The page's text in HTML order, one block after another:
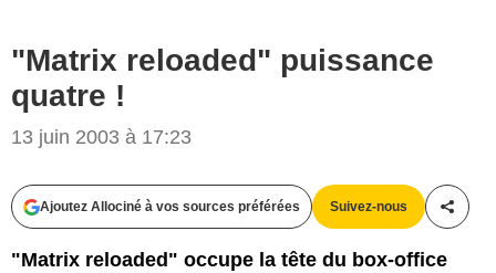
"Matrix reloaded" puissance
quatre !
13 juin 2003 à 17:23
Ajoutez Allociné à vos sources préférées Suivez-nous
"Matrix reloaded" occupe la tête du box-office